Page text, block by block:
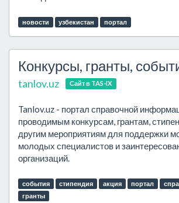
новости узбекистан портал
Конкурсы, гранты,
tanlov.uz Сайт в TAS-IX
Tanlov.uz - портал справочной
проводимым конкурсам, грантам,
другим мероприятиям для поддержки
молодых специалистов и
организаций.
события стипендия акция портал
гранты